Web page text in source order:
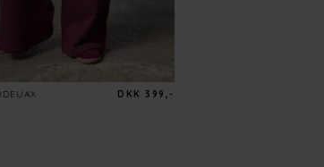
DKK 399,-